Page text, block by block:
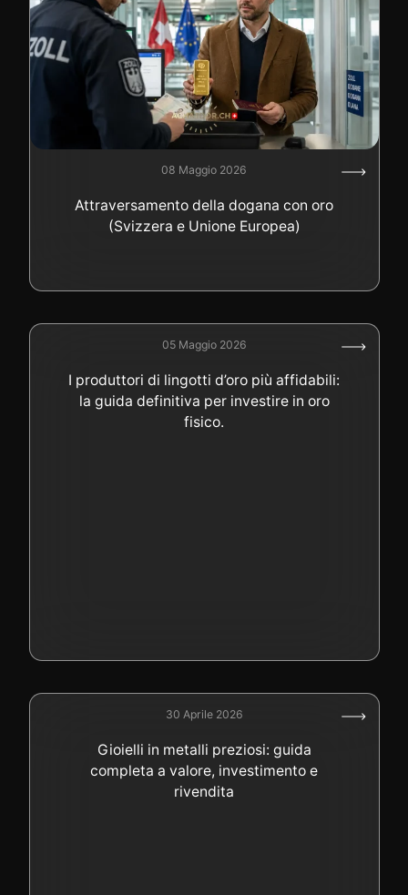
08 Maggio 2026
Attraversamento della dogana con oro
(Svizzera e Unione Europea)
05 Maggio 2026
I produttori di lingotti d’oro più affidabili:
la guida definitiva per investire in oro
fisico.
30 Aprile 2026
Gioielli in metalli preziosi: guida
completa a valore, investimento e
rivendita